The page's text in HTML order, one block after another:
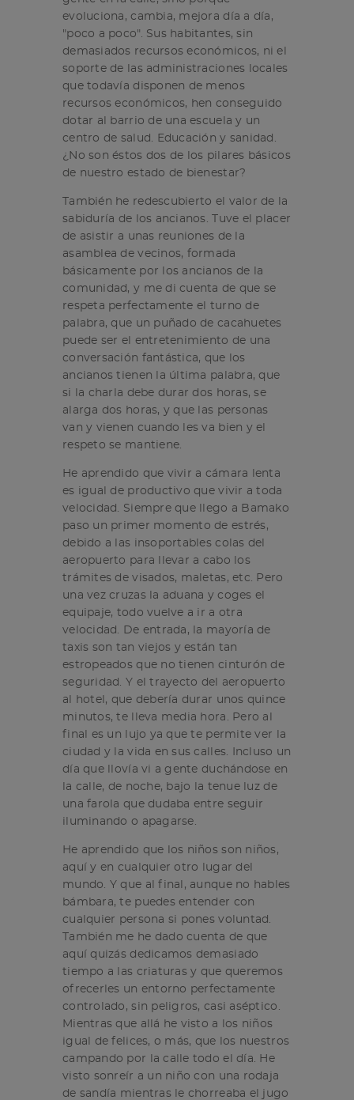
evoluciona, cambia, mejora día a día,
"poco a poco". Sus habitantes, sin
demasiados recursos económicos, ni el
soporte de las administraciones locales
que todavía disponen de menos
recursos económicos, hen conseguido
dotar al barrio de una escuela y un
centro de salud. Educación y sanidad.
¿No son éstos dos de los pilares básicos
de nuestro estado de bienestar?
También he redescubierto el valor de la
sabiduría de los ancianos. Tuve el placer
de asistir a unas reuniones de la
asamblea de vecinos, formada
básicamente por los ancianos de la
comunidad, y me di cuenta de que se
respeta perfectamente el turno de
palabra, que un puñado de cacahuetes
puede ser el entretenimiento de una
conversación fantástica, que los
ancianos tienen la última palabra, que
si la charla debe durar dos horas, se
alarga dos horas, y que las personas
van y vienen cuando les va bien y el
respeto se mantiene.
He aprendido que vivir a cámara lenta
es igual de productivo que vivir a toda
velocidad. Siempre que llego a Bamako
paso un primer momento de estrés,
debido a las insoportables colas del
aeropuerto para llevar a cabo los
trámites de visados, maletas, etc. Pero
una vez cruzas la aduana y coges el
equipaje, todo vuelve a ir a otra
velocidad. De entrada, la mayoría de
taxis son tan viejos y están tan
estropeados que no tienen cinturón de
seguridad. Y el trayecto del aeropuerto
al hotel, que debería durar unos quince
minutos, te lleva media hora. Pero al
final es un lujo ya que te permite ver la
ciudad y la vida en sus calles. Incluso un
día que llovía vi a gente duchándose en
la calle, de noche, bajo la tenue luz de
una farola que dudaba entre seguir
iluminando o apagarse.
He aprendido que los niños son niños,
aquí y en cualquier otro lugar del
mundo. Y que al final, aunque no hables
bámbara, te puedes entender con
cualquier persona si pones voluntad.
También me he dado cuenta de que
aquí quizás dedicamos demasiado
tiempo a las criaturas y que queremos
ofrecerles un entorno perfectamente
controlado, sin peligros, casi aséptico.
Mientras que allá he visto a los niños
igual de felices, o más, que los nuestros
campando por la calle todo el día. He
visto sonreír a un niño con una rodaja
de sandía mientras le chorreaba el jugo